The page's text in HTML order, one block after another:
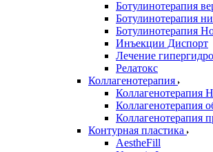
Ботулинотерапия
Ботулинотерапия
Ботулинотерапия
Инъекции Диспорт
Лечение
Релатокс
Коллагенотерапия
Коллагенотерапия
Коллагенотерапия
Коллагенотерапия
Контурная пластика
AestheFill